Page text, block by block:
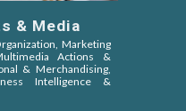
& Media
Marketing
Actions &
& Merchandising,
Intelligence &